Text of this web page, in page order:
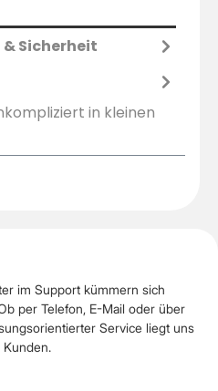
Sicherheit
in kleinen
im Support kümmern sich
per Telefon, E-Mail oder über
Service liegt uns